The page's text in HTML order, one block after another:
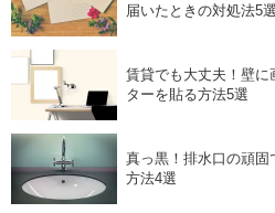
届いたときの対処法5選
賃貸でも大丈夫！壁に
ターを貼る方法5選
真っ黒！排水口の頑
方法4選